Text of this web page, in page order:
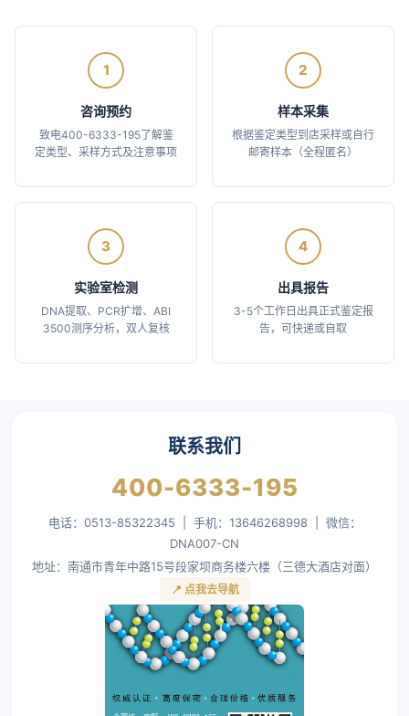
1
咨询预约
致电400-6333-195了解鉴
定类型、采样方式及注意事项
2
样本采集
根据鉴定类型到店采样或自行
邮寄样本（全程匿名）
3
实验室检测
DNA提取、PCR扩增、ABI
3500测序分析，双人复核
4
出具报告
3-5个工作日出具正式鉴定报
告，可快递或自取
联系我们
400-6333-195
电话：0513-85322345 | 手机：13646268998 | 微信：
DNA007-CN
地址：南通市青年中路15号段家坝商务楼六楼（三德大酒店对面）
📍 点我去导航